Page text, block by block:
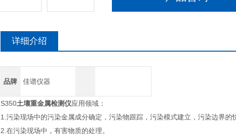
详细介绍
品牌 佳谱仪器
S350土壤重金属检测仪应用领域：
1.污染现场中的污染金属成分确定，污染物跟踪，污染模式建立，污染边界的
2.在污染现场中，有害物质的处理。